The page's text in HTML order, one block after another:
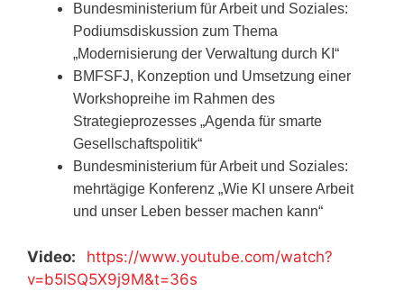
Bundesministerium für Arbeit und Soziales:
Podiumsdiskussion zum Thema
„Modernisierung der Verwaltung durch KI“
BMFSFJ, Konzeption und Umsetzung einer
Workshopreihe im Rahmen des
Strategieprozesses „Agenda für smarte
Gesellschaftspolitik“
Bundesministerium für Arbeit und Soziales:
mehrtägige Konferenz „Wie KI unsere Arbeit
und unser Leben besser machen kann“
Video: https://www.youtube.com/watch?
v=b5lSQ5X9j9M&t=36s